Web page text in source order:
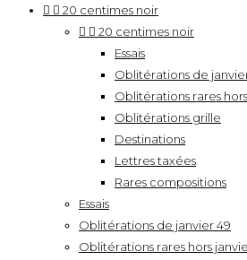
  20 centimes noir
  20 centimes noir
Essais
Oblitérations de
Oblitérations rares
Oblitérations grille
Destinations
Lettres taxées
Rares compositions
Essais
Oblitérations de janvier 49
Oblitérations rares hors